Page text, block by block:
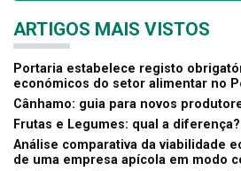
ARTIGOS MAIS VISTOS
Portaria estabelece registo
económicos do setor alimentar no
Cânhamo: guia para novos
Frutas e Legumes: qual a diferença?
Análise comparativa da viabilidade
de uma empresa apícola em modo